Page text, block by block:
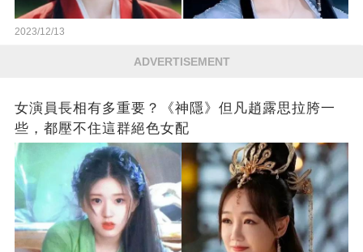
2023/12/13
ADVERTISEMENT
女演員長相有多重要？《神隱》但凡趙露思拉胯一
些，都壓不住這群絕色女配